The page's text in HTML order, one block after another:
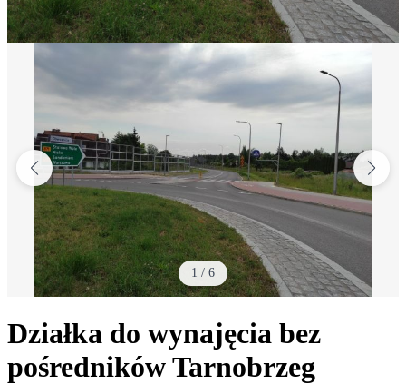
1 / 6
Działka do wynajęcia bez
pośrednikówTarnobrzeg